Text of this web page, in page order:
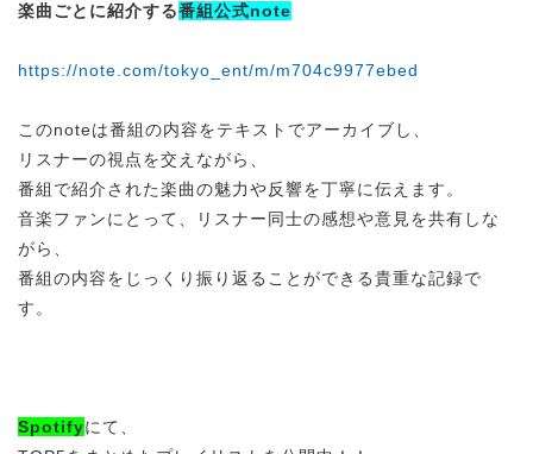
楽曲ごとに紹介する番組公式note
https://note.com/tokyo_ent/m/m704c9977ebed
このnoteは番組の内容をテキストでアーカイブし、
リスナーの視点を交えながら、
番組で紹介された楽曲の魅力や反響を丁寧に伝えます。
音楽ファンにとって、リスナー同士の感想や意見を共有しな
がら、
番組の内容をじっくり振り返ることができる貴重な記録で
す。
Spotifyにて、